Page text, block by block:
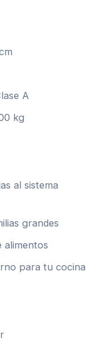
A
kg
al sistema
grandes
alimentos
para tu cocina